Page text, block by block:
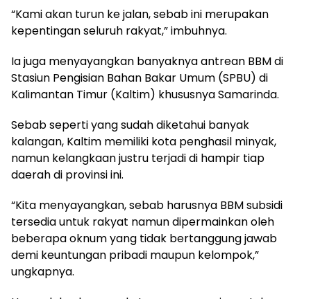
“Kami akan turun ke jalan, sebab ini merupakan
kepentingan seluruh rakyat,” imbuhnya.
Ia juga menyayangkan banyaknya antrean BBM di
Stasiun Pengisian Bahan Bakar Umum (SPBU) di
Kalimantan Timur (Kaltim) khususnya Samarinda.
Sebab seperti yang sudah diketahui banyak
kalangan, Kaltim memiliki kota penghasil minyak,
namun kelangkaan justru terjadi di hampir tiap
daerah di provinsi ini.
“Kita menyayangkan, sebab harusnya BBM subsidi
tersedia untuk rakyat namun dipermainkan oleh
beberapa oknum yang tidak bertanggung jawab
demi keuntungan pribadi maupun kelompok,”
ungkapnya.